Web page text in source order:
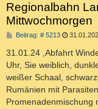
Regionalbahn
Mittwochmorgen
Beitrag: # 5213B
i
t
r
a
g
31.01.24 ,Abfahrt
Uhr, Sie weiblich,
weißer Schaal,
Rumänien mit
Promenadenmischung